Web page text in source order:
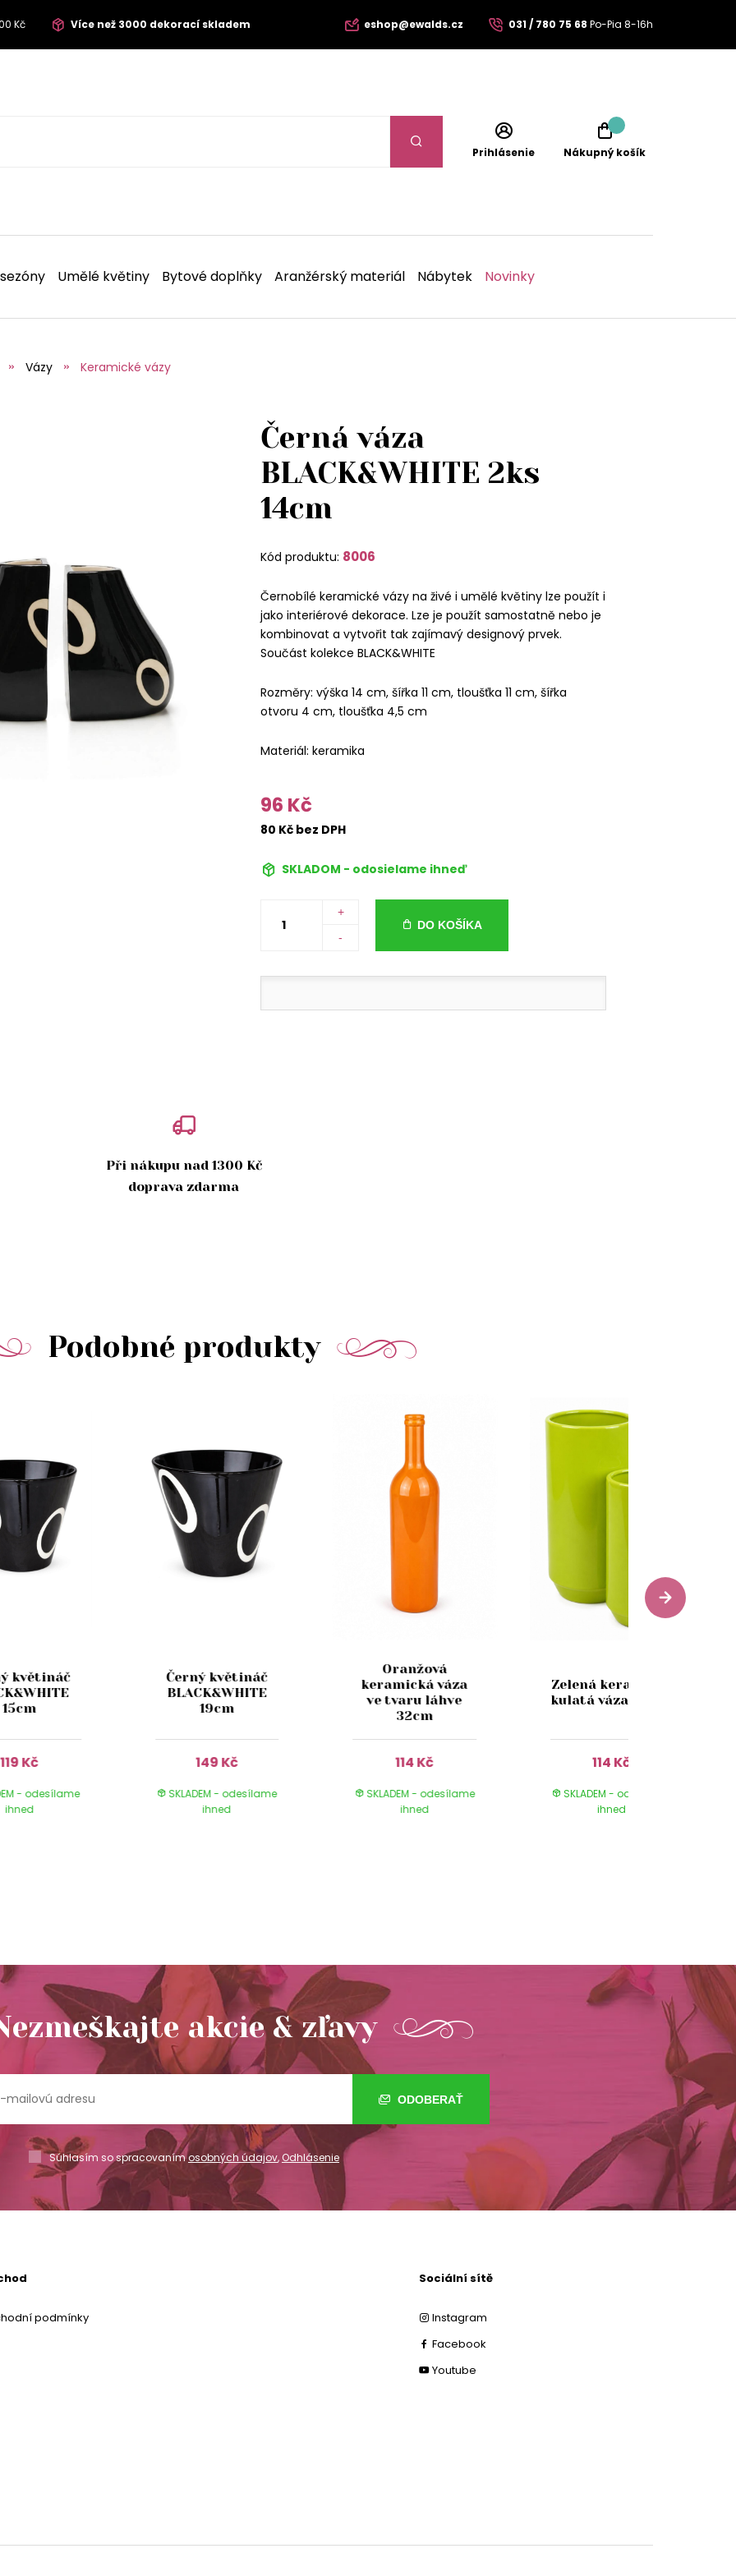
Kč Více než 3000 dekorací skladem eshop@ewalds.cz 031 / 780 75 68 Po-Pia 8-16h
Prihlásenie Nákupný košík
Umělé květiny Bytové doplňky Aranžérský materiál Nábytek Novinky
Vázy Keramické vázy
Černá váza
BLACK&WHITE 2ks
14cm
Kód produktu: 8006
Černobílé keramické vázy na živé i umělé květiny lze použít i
jako interiérové dekorace. Lze je použít samostatně nebo je
kombinovat a vytvořit tak zajímavý designový prvek.
Součást kolekce BLACK&WHITE
Rozměry: výška 14 cm, šířka 11 cm, tloušťka 11 cm, šířka
otvoru 4 cm, tloušťka 4,5 cm
Materiál: keramika
96 Kč
80 Kč bez DPH
SKLADOM - odosielame ihneď
+
-
DO KOŠÍKA
Při nákupu nad 1300 Kč
doprava zdarma
Podobné produkty
květináč
15cm
119 Kč
- odesílame
ihned
Černý květináč
BLACK&WHITE
19cm
149 Kč
SKLADEM - odesílame
ihned
Oranžová
keramická váza
ve tvaru láhve
32cm
114 Kč
SKLADEM - odesílame
ihned
Zelená keramická
kulatá váza 20 cm
114 Kč
SKLADEM - odesílame
ihned
akcie & zľavy
ODOBERAŤ
Súhlasím so spracovanímosobných údajov,Odhlásenie
podmínky
Sociální sítě
Instagram
Facebook
Youtube